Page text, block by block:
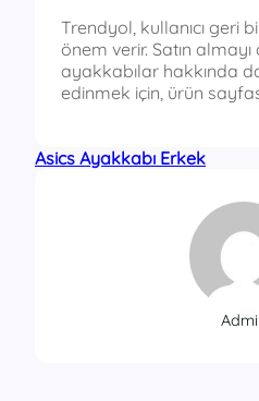
Trendyol, kullanıcı geri
önem verir. Satın
ayakkabılar hakkında
edinmek için, ürün
Asics Ayakkabı Erkek